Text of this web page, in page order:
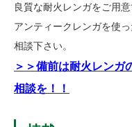
良質な耐火レンガをご用意
アンティークレンガを使
相談下さい。
＞＞備前は耐火レンガ
相談を！！